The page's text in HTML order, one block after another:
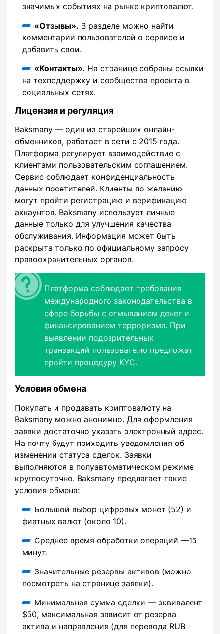
значимых событиях на рынке криптовалют.
«Отзывы». В разделе можно найти
комментарии пользователей о сервисе и
добавить свои.
«Контакты». На странице собраны ссылки
на техподдержку и сообщества проекта в
социальных сетях.
Лицензия и регуляция
Baksmany — один из старейших онлайн-
обменников, работает в сети с 2015 года.
Платформа регулирует взаимодействие с
клиентами пользовательским соглашением.
Сервис соблюдает конфиденциальность
данных посетителей. Клиенты по желанию
могут пройти регистрацию и верификацию
аккаунтов. Baksmany использует личные
данные только для улучшения качества
обслуживания. Информация может быть
раскрыта только по официальному запросу
правоохранительных органов.
Платформа соблюдает требования
международного законодательства в
сфере борьбы с отмыванием денег и
финансированием терроризма. При
выявлении подозрительных
транзакций пользователю предложат
пройти процедуру KYC.
Условия обмена
Покупать и продавать криптовалюту на
Baksmany можно анонимно. Для оформления
заявки достаточно указать электронный адрес.
На почту будут приходить уведомления об
изменении статуса сделок. Заявки
выполняются в полуавтоматическом режиме
круглосуточно. Baksmany предлагает такие
условия обмена:
Большой выбор цифровых монет (52) и
фиатных валют (около 10).
Среднее время обработки операций —15
минут.
Значительные резервы активов (можно
посмотреть на странице заявки).
Минимальная сумма сделки — эквивалент
$50, максимальная зависит от резерва
актива и направления (для перевода RUB